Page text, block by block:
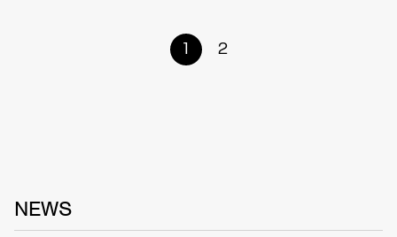
1 2
NEWS